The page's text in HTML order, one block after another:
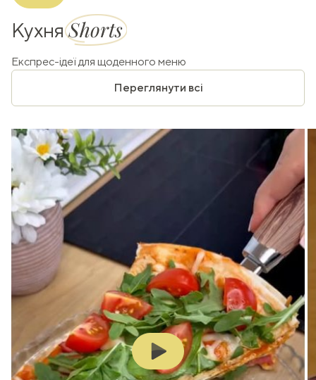
КухняShorts
Експрес-ідеї для щоденного меню
Переглянути всі
Play